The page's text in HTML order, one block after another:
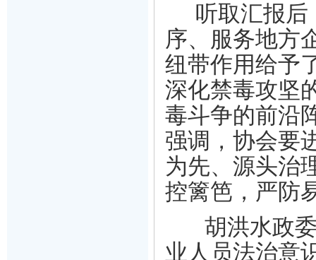
听取汇报后
序、服务地方
纽带作用给予
深化禁毒攻坚
毒斗争的前沿
强调，协会要
为先、源头治
控篱笆，严防
胡洪水政
业人员法治意